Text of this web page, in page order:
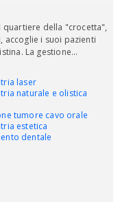
quartiere della "crocetta",
accoglie i suoi pazienti
La gestione...
laser
naturale e olistica
tumore cavo orale
estetica
dentale